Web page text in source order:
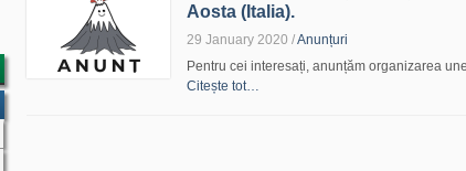
Aosta (Italia).
29 January 2020 /Anunțuri
Pentru cei interesați, anunțăm organizarea
Citește tot…